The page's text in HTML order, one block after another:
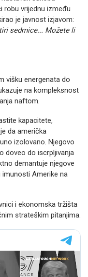
robu vrijednu između
je javnost izjavom:
sedmice... Možete li
višku energenata do
na kompleksnost
naftom.
kapacitete,
da američka
izolovano. Njegovo
doveo do iscrpljivanja
demantuje njegove
Amerike na
i ekonomska tržišta
strateškim pitanjima.